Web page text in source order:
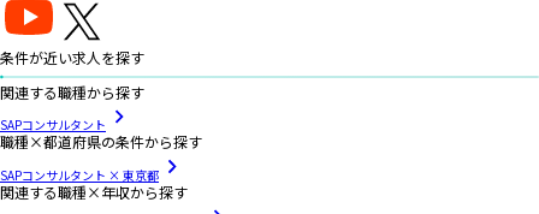
条件が近い求人を探す
関連する職種から探す
SAPコンサルタント
職種×都道府県の条件から探す
SAPコンサルタント × 東京都
関連する職種×年収から探す